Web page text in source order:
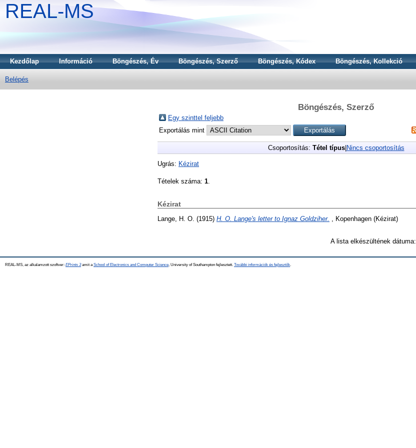
REAL-MS
Kezdőlap Információ Böngészés, Év Böngészés, Szerző Böngészés, Kódex Böngészés, Kollekció
Belépés
Böngészés, Szerző
Egy szinttel feljebb
Exportálás mint
Csoportosítás: Tétel típus| Nincs csoportosítás
Ugrás: Kézirat
Tételek száma: 1
Kézirat
Lange, H. O. (1915) H. O. Lange's letter to Ignaz Goldziher. , Kopenhagen (Kézirat)
A lista elkészültének dátuma:
REAL-MS, az alkalamzott szoftver: EPrints 3amit a School of Electronics and Computer Science , University of Southampton fejlesztett. További információk és fejlesztők